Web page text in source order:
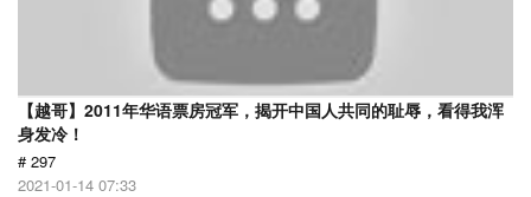
【越哥】2011年华语票房冠军，揭开中国人共同的耻辱，看得我浑
身发冷！
# 297
2021-01-14 07:33